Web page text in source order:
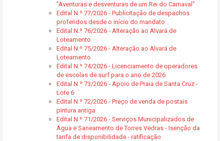
"Aventuras e desventuras de um Rei do Carnaval"
Edital N.º 77/2026 - Publicitação de despachos
proferidos desde o início do mandato
Edital N.º 76/2026 - Alteração ao Alvará de
Loteamento
Edital N.º 75/2026 - Alteração ao Alvará de
Loteamento
Edital N.º 74/2026 - Licenciamento de operadores
de escolas de surf para o ano de 2026
Edital N.º 73/2026 - Apoio de Praia de Santa Cruz -
Lote 6
Edital N.º 72/2026 - Preço de venda de postais
pintura antiga
Edital N.º 71/2026 - Serviços Municipalizados de
Água e Saneamento de Torres Vedras - Isenção da
tarifa de disponibilidade - ratificação